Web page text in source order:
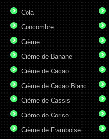
Cola
Concombre
Crème
Crème de Banane
Crème de Cacao
Crème de Cacao Blanc
Crème de Cassis
Crème de Cerise
Crème de Framboise